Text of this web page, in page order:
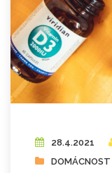
28.4.2021